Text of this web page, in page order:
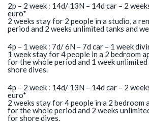
2p – 2 week : 14d/ 13N – 14d car – 2
euro*
2 weeks stay for 2 people in a studio, a
period and 2 weeks unlimited tanks and
4p – 1 week : 7d/ 6N – 7d car – 1 week
1 week stay for 4 people in a 2 bedroom
for the whole period and 1 week
shore dives.
4p – 2 week : 14d/ 13N – 14d car – 2
euro*
2 weeks stay for 4 people in a 2 bedroom
for the whole period and 2 weeks
for shore dives.